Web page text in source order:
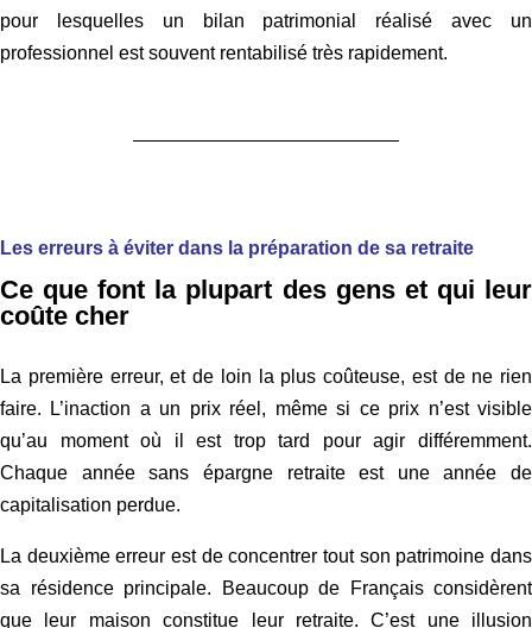
pour lesquelles un bilan patrimonial réalisé avec un
professionnel est souvent rentabilisé très rapidement.
Les erreurs à éviter dans la préparation de sa retraite
Ce que font la plupart des gens et qui leur
coûte cher
La première erreur, et de loin la plus coûteuse, est de ne rien
faire. L’inaction a un prix réel, même si ce prix n’est visible
qu’au moment où il est trop tard pour agir différemment.
Chaque année sans épargne retraite est une année de
capitalisation perdue.
La deuxième erreur est de concentrer tout son patrimoine dans
sa résidence principale. Beaucoup de Français considèrent
que leur maison constitue leur retraite. C’est une illusion